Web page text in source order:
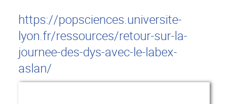
https://popsciences.universite-
lyon.fr/ressources/retour-sur-la-
journee-des-dys-avec-le-labex-
aslan/